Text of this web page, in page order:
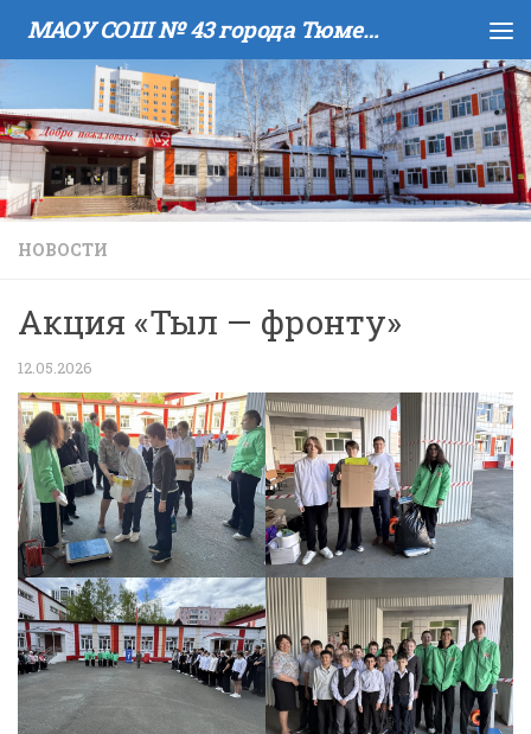
Skip to content МАОУ COШ № 43 города Тюмени имени В.И. Муравленко
НОВОСТИ
Акция «Тыл — фронту»
12.05.2026